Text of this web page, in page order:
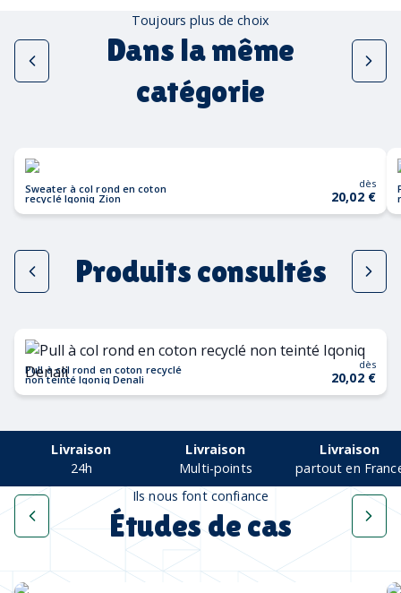
Toujours plus de choix
Dans la même
catégorie
Sweater à col rond en coton
recyclé Iqoniq Zion
dès
20,02 €
Produits consultés
Pull à col rond en coton recyclé
non teinté Iqoniq Denali
dès
20,02 €
Livraison
24h
Livraison
Multi-points
Livraison
partout en
Ils nous font confiance
Études de cas